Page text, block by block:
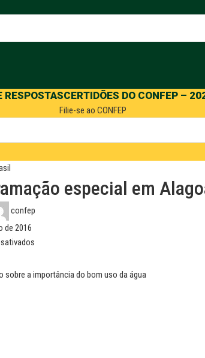
RESPOSTASCERTIDÕES DO CONFEP –
Filie-se ao CONFEP
especial em
confep
de 2016
sobre a importância do bom uso da água